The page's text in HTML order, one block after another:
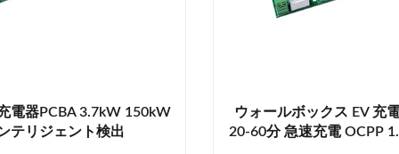
電器PCBA 3.7kW 150kW
テリジェント検出
ウォールボックス EV 充
20-60分 急速充電 OCPP